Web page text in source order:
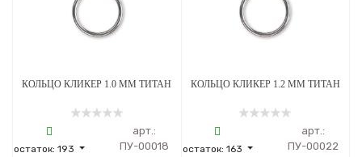
КОЛЬЦО КЛИКЕР 1.0 ММ ТИТАН
остаток: 193
арт.:
ПУ-00018
КОЛЬЦО КЛИКЕР 1.2 ММ ТИТАН
остаток: 163
арт.:
ПУ-00022